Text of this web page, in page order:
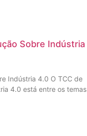
Sobre Indústria
Indústria 4.0 O TCC de
4.0 está entre os temas